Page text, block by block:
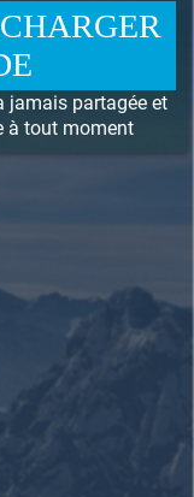
jamais partagée et
à tout moment